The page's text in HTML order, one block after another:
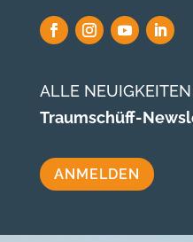
ALLE
Traumschüff-
ANMELDEN